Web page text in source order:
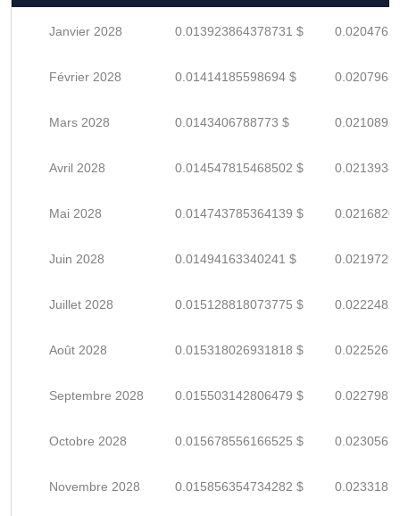
Janvier 2028 0.013923864378731 $
Février 2028 0.01414185598694 $
Mars 2028 0.0143406788773 $
Avril 2028 0.014547815468502 $
Mai 2028 0.014743785364139 $
Juin 2028 0.01494163340241 $
Juillet 2028 0.015128818073775 $
Août 2028 0.015318026931818 $
Septembre 2028 0.015503142806479 $
Octobre 2028 0.015678556166525 $
Novembre 2028 0.015856354734282 $